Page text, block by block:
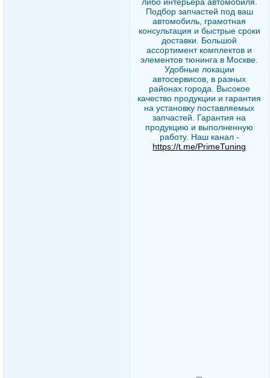
Подбор запчастей под ваш
автомобиль, грамотная
консультация и быстрые сроки
доставки. Большой
ассортимент комплектов и
элементов тюнинга в Москве.
Удобные локации
автосервисов, в разных
районах города. Высокое
качество продукции и гарантия
на установку поставляемых
запчастей. Гарантия на
продукцию и выполненную
работу. Наш канал -
https://t.me/PrimeTuning